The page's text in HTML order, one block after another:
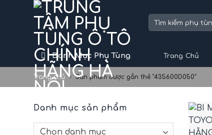
Tìm
Danh Mục Phụ Tùng Trang Chủ
Trang chủ Sản phẩm được gắn thẻ “435600D050”
Danh mục sản phẩm
+